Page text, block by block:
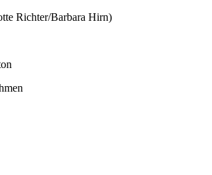
Richter/Barbara Hirn)